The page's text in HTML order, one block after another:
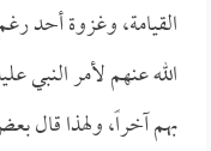
القيامة، وغزوة أحد
الله عنهم لأمر النبي
بهم آخراً، ولهذا قال